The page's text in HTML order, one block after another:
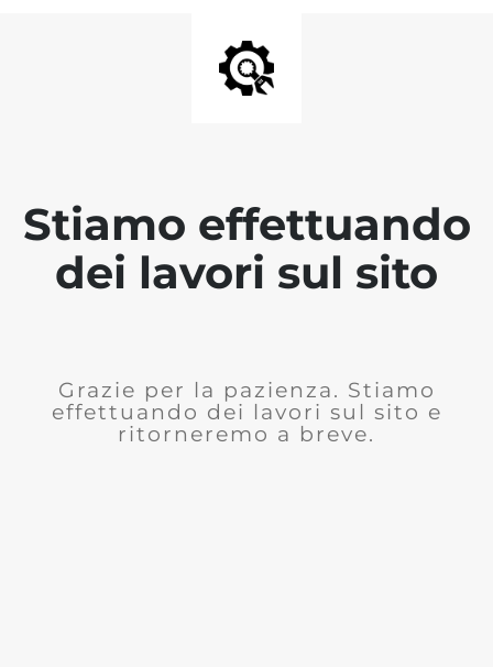
Stiamo effettuando
dei lavori sul sito
Grazie per la pazienza. Stiamo
effettuando dei lavori sul sito e
ritorneremo a breve.